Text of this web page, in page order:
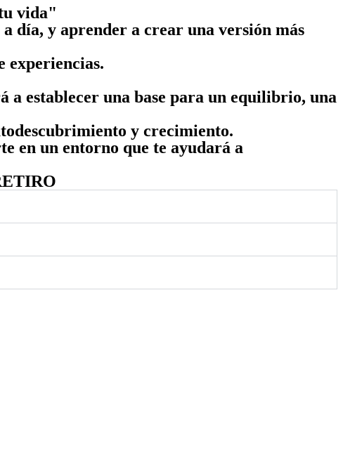
vida"
día, y aprender a crear una versión más
experiencias.
a establecer una base para un equilibrio, una
y crecimiento.
en un entorno que te ayudará a